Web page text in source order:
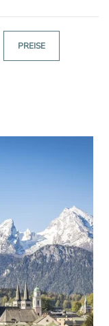
PREISE